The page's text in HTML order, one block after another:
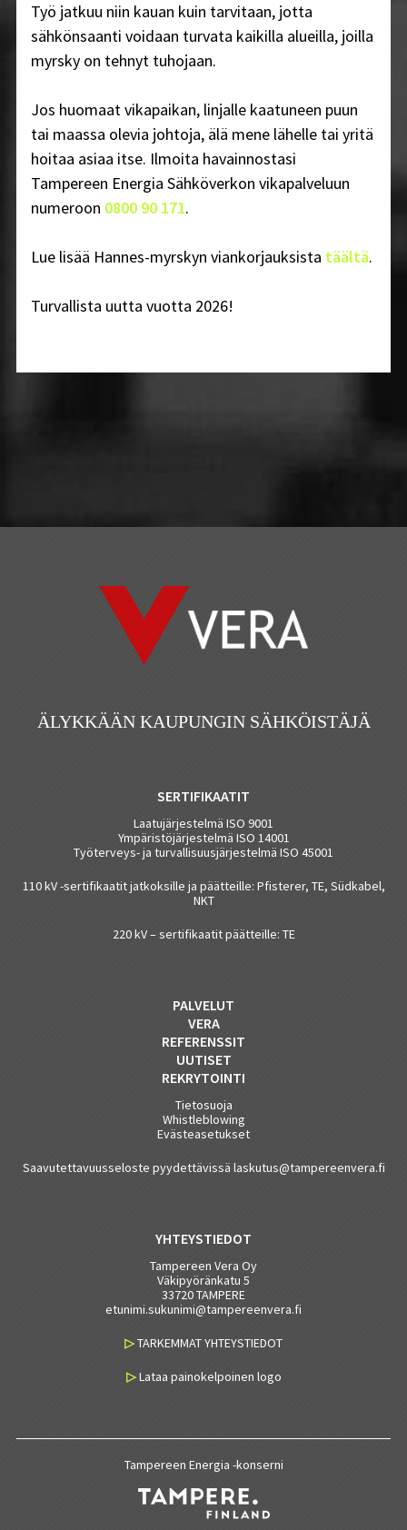
Työ jatkuu niin kauan kuin tarvitaan, jotta
sähkönsaanti voidaan turvata kaikilla alueilla, joilla
myrsky on tehnyt tuhojaan.
Jos huomaat vikapaikan, linjalle kaatuneen puun
tai maassa olevia johtoja, älä mene lähelle tai yritä
hoitaa asiaa itse. Ilmoita havainnostasi
Tampereen Energia Sähköverkon vikapalveluun
numeroon 0800 90 171.
Lue lisää Hannes-myrskyn viankorjauksista täältä.
Turvallista uutta vuotta 2026!
ÄLYKKÄÄN KAUPUNGIN SÄHKÖISTÄJÄ
SERTIFIKAATIT
Laatujärjestelmä ISO 9001
Ympäristöjärjestelmä ISO 14001
Työterveys- ja turvallisuusjärjestelmä ISO 45001
110 kV -sertifikaatit jatkoksille ja päätteille: Pfisterer, TE, Südkabel,
NKT
220 kV – sertifikaatit päätteille: TE
PALVELUT
VERA
REFERENSSIT
UUTISET
REKRYTOINTI
Tietosuoja
Whistleblowing
Evästeasetukset
Saavutettavuusseloste pyydettävissä laskutus@tampereenvera.fi
YHTEYSTIEDOT
Tampereen Vera Oy
Väkipyöränkatu 5
33720 TAMPERE
etunimi.sukunimi@tampereenvera.fi
▷TARKEMMAT YHTEYSTIEDOT
▷Lataa painokelpoinen logo
Tampereen Energia -konserni